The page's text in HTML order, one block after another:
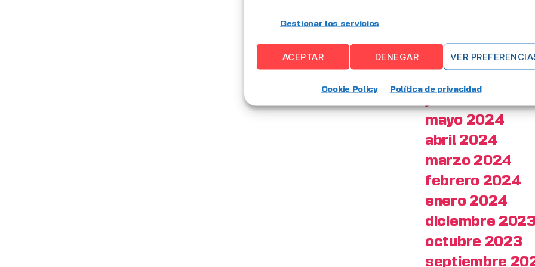
Gestionar los servicios
ACEPTAR DENEGAR VER
Cookie Policy Política de privacidad
octubre 2024
mayo 2024
abril 2024
marzo 2024
febrero 2024
enero 2024
diciembre
octubre 2023
septiembre